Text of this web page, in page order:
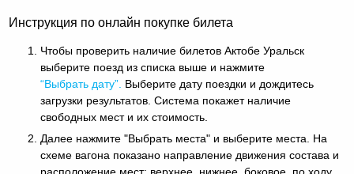
Инструкция по онлайн покупке билета
Чтобы проверить наличие билетов Актобе Уральск
выберите поезд из списка выше и нажмите
“Выбрать дату”. Выберите дату поездки и дождитесь
загрузки результатов. Система покажет наличие
свободных мест и их стоимость.
Далее нажмите "Выбрать места" и выберите места. На
схеме вагона показано направление движения состава и